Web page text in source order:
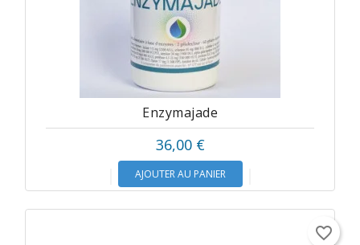
Enzymajade
36,00 €
AJOUTER AU PANIER
favorite_border